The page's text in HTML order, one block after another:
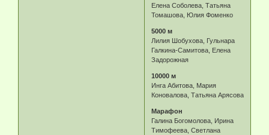
Елена Соболева, Татьяна
Томашова, Юлия Фоменко
5000 м
Лилия Шобухова, Гульнара
Галкина-Самитова, Елена
Задорожная
10000 м
Инга Абитова, Мария
Коновалова, Татьяна Арясова
Марафон
Галина Богомолова, Ирина
Тимофеева, Светлана